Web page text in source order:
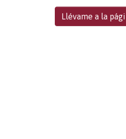
Llévame a la